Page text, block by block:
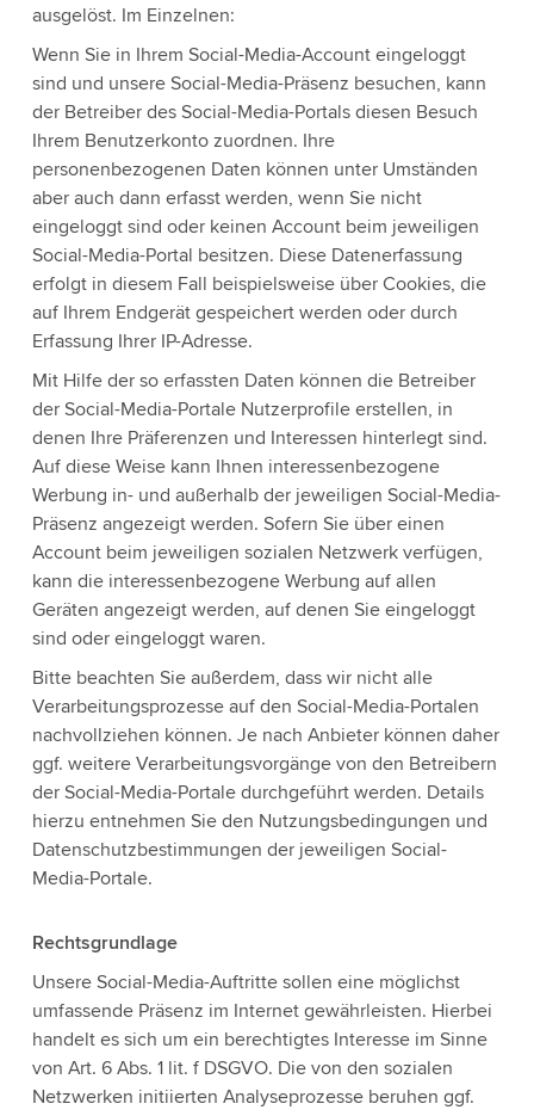
ausgelöst. Im Einzelnen:
Wenn Sie in Ihrem Social-Media-Account eingeloggt
sind und unsere Social-Media-Präsenz besuchen, kann
der Betreiber des Social-Media-Portals diesen Besuch
Ihrem Benutzerkonto zuordnen. Ihre
personenbezogenen Daten können unter Umständen
aber auch dann erfasst werden, wenn Sie nicht
eingeloggt sind oder keinen Account beim jeweiligen
Social-Media-Portal besitzen. Diese Datenerfassung
erfolgt in diesem Fall beispielsweise über Cookies, die
auf Ihrem Endgerät gespeichert werden oder durch
Erfassung Ihrer IP-Adresse.
Mit Hilfe der so erfassten Daten können die Betreiber
der Social-Media-Portale Nutzerprofile erstellen, in
denen Ihre Präferenzen und Interessen hinterlegt sind.
Auf diese Weise kann Ihnen interessenbezogene
Werbung in- und außerhalb der jeweiligen Social-Media-
Präsenz angezeigt werden. Sofern Sie über einen
Account beim jeweiligen sozialen Netzwerk verfügen,
kann die interessenbezogene Werbung auf allen
Geräten angezeigt werden, auf denen Sie eingeloggt
sind oder eingeloggt waren.
Bitte beachten Sie außerdem, dass wir nicht alle
Verarbeitungsprozesse auf den Social-Media-Portalen
nachvollziehen können. Je nach Anbieter können daher
ggf. weitere Verarbeitungsvorgänge von den Betreibern
der Social-Media-Portale durchgeführt werden. Details
hierzu entnehmen Sie den Nutzungsbedingungen und
Datenschutzbestimmungen der jeweiligen Social-
Media-Portale.
Rechtsgrundlage
Unsere Social-Media-Auftritte sollen eine möglichst
umfassende Präsenz im Internet gewährleisten. Hierbei
handelt es sich um ein berechtigtes Interesse im Sinne
von Art. 6 Abs. 1 lit. f DSGVO. Die von den sozialen
Netzwerken initiierten Analyseprozesse beruhen ggf.